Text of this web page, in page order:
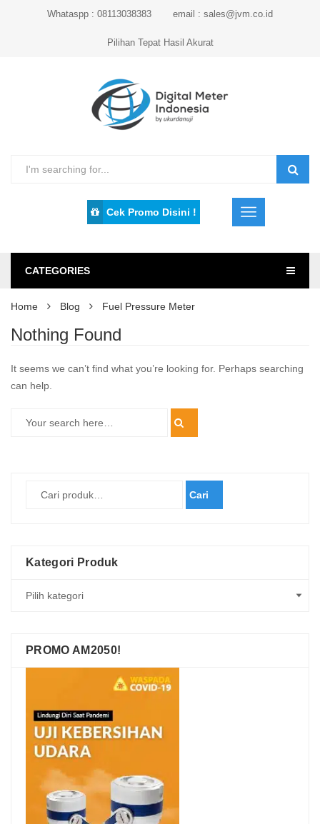
Whataspp : 08113038383 email : sales@jvm.co.id
Pilihan Tepat Hasil Akurat
Cek Promo Disini !
CATEGORIES
Home Blog Fuel Pressure Meter
Nothing Found
It seems we can’t find what you’re looking for. Perhaps searching
can help.
Cari
Kategori Produk
PROMO AM2050!